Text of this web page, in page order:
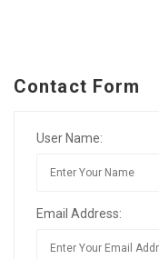
Contact Form
User Name:
Email Address: